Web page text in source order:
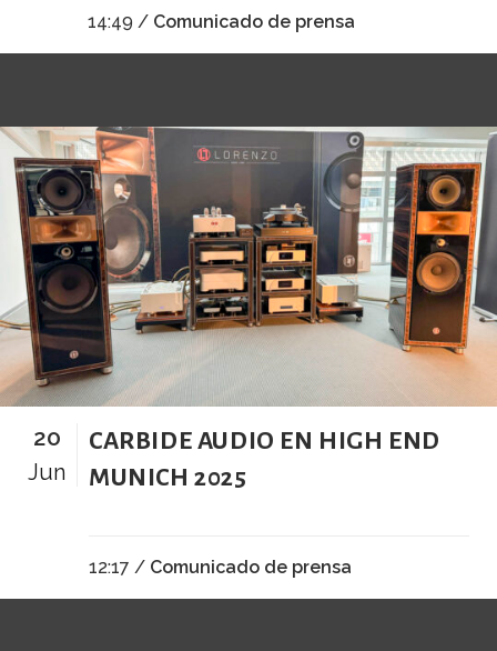
14:49 / Comunicado de prensa
20
Jun
CARBIDE AUDIO EN HIGH END
MUNICH 2025
12:17 / Comunicado de prensa